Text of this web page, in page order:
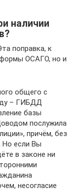
наличии
поправка, к
ОСАГО, но и
общего с
– ГИБДД
базы
послужила
причём, без
Но если Вы
в законе ни
несогласие